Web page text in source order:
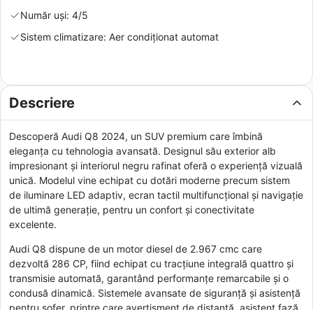
Număr uși: 4/5
Sistem climatizare: Aer condiționat automat
Descriere
Descoperă Audi Q8 2024, un SUV premium care îmbină
eleganța cu tehnologia avansată. Designul său exterior alb
impresionant și interiorul negru rafinat oferă o experiență vizuală
unică. Modelul vine echipat cu dotări moderne precum sistem
de iluminare LED adaptiv, ecran tactil multifuncțional și navigație
de ultimă generație, pentru un confort și conectivitate
excelente.
Audi Q8 dispune de un motor diesel de 2.967 cmc care
dezvoltă 286 CP, fiind echipat cu tracțiune integrală quattro și
transmisie automată, garantând performanțe remarcabile și o
condusă dinamică. Sistemele avansate de siguranță și asistență
pentru șofer, printre care avertisment de distanță, asistent fază